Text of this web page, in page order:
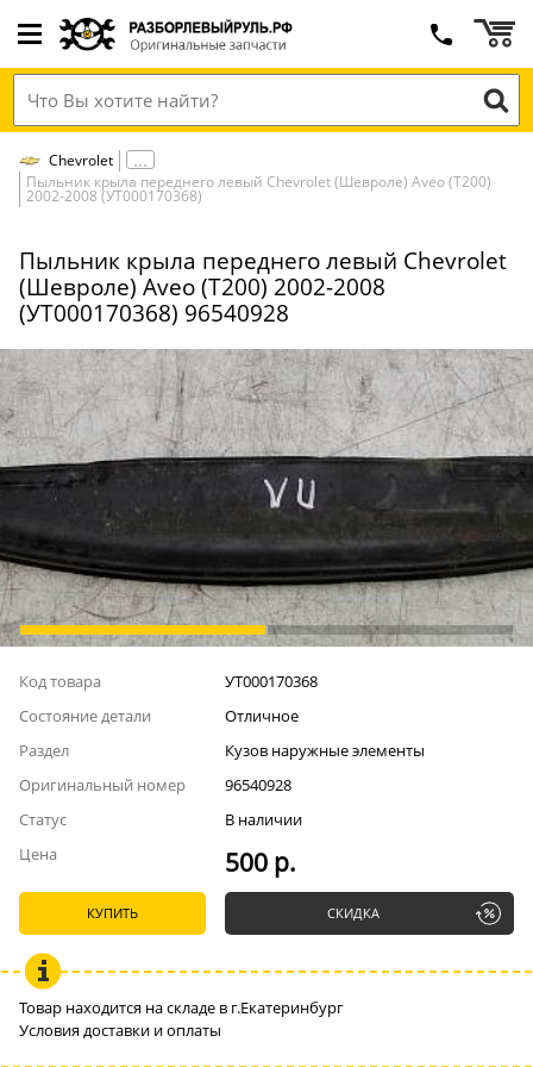
Chevrolet
Пыльник крыла переднего левый Chevrolet (Шевроле) Aveo (T200)
2002-2008 (УТ000170368)
Пыльник крыла переднего левый Chevrolet
(Шевроле) Aveo (T200) 2002-2008
(УТ000170368) 96540928
Код товара
УТ000170368
Состояние детали
Отличное
Раздел
Кузов наружные элементы
Оригинальный номер
96540928
Статус
В наличии
Цена
500 р.
КУПИТЬ СКИДКА
Товар находится на складе в г.Екатеринбург
Условия доставки и оплаты